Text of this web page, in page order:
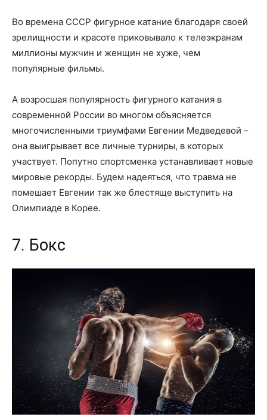
Во времена СССР фигурное катание благодаря своей
зрелищности и красоте приковывало к телеэкранам
миллионы мужчин и женщин не хуже, чем
популярные фильмы.
А возросшая популярность фигурного катания в
современной России во многом объясняется
многочисленными триумфами Евгении Медведевой –
она выигрывает все личные турниры, в которых
участвует. Попутно спортсменка устанавливает новые
мировые рекорды. Будем надеяться, что травма не
помешает Евгении так же блестяще выступить на
Олимпиаде в Корее.
7. Бокс